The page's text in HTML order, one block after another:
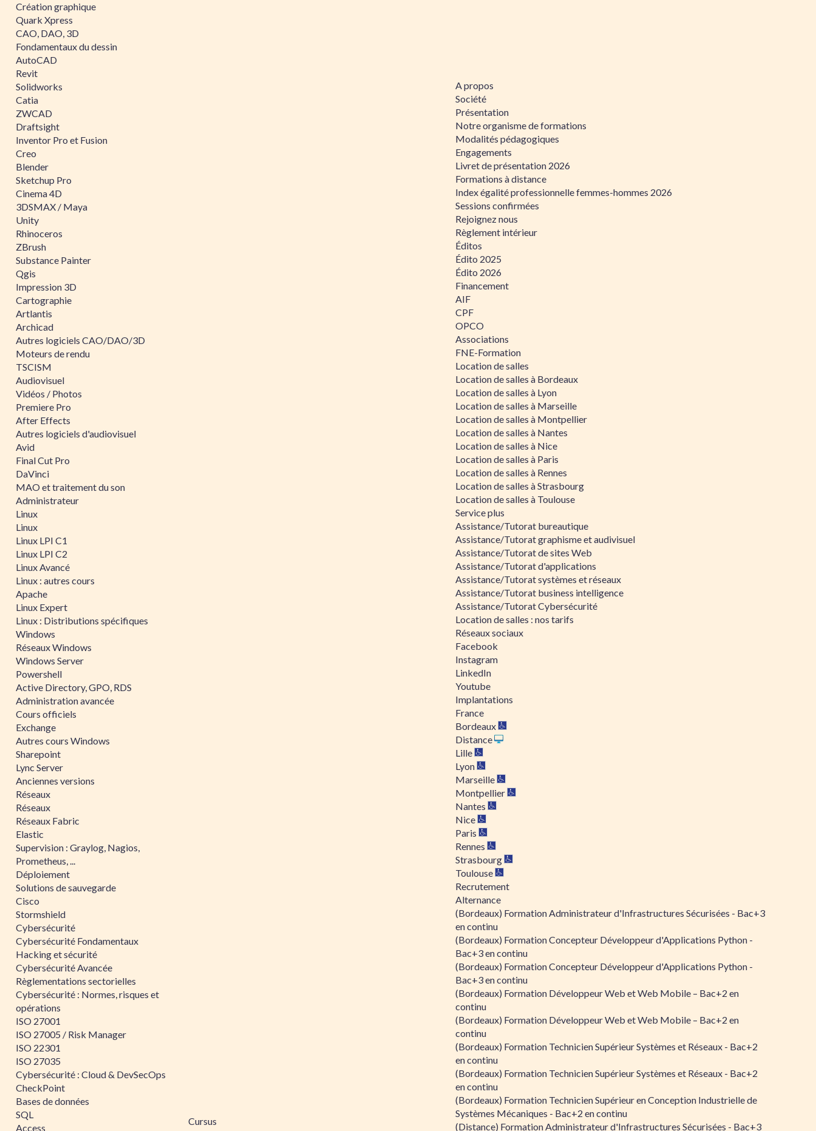
Création graphique
Quark Xpress
CAO, DAO, 3D
Fondamentaux du dessin
AutoCAD
Revit
Solidworks
Catia
ZWCAD
Draftsight
Inventor Pro et Fusion
Creo
Blender
Sketchup Pro
Cinema 4D
3DSMAX / Maya
Unity
Rhinoceros
ZBrush
Substance Painter
Qgis
Impression 3D
Cartographie
Artlantis
Archicad
Autres logiciels CAO/DAO/3D
Moteurs de rendu
TSCISM
Audiovisuel
Vidéos / Photos
Premiere Pro
After Effects
Autres logiciels d'audiovisuel
Avid
Final Cut Pro
DaVinci
MAO et traitement du son
Administrateur
Linux
Linux
Linux LPI C1
Linux LPI C2
Linux Avancé
Linux : autres cours
Apache
Linux Expert
Linux : Distributions spécifiques
Windows
Réseaux Windows
Windows Server
Powershell
Active Directory, GPO, RDS
Administration avancée
Cours officiels
Exchange
Autres cours Windows
Sharepoint
Lync Server
Anciennes versions
Réseaux
Réseaux
Réseaux Fabric
Elastic
Supervision : Graylog, Nagios,
Prometheus, ...
Déploiement
Solutions de sauvegarde
Cisco
Stormshield
Cybersécurité
Cybersécurité Fondamentaux
Hacking et sécurité
Cybersécurité Avancée
Règlementations sectorielles
Cybersécurité : Normes, risques et
opérations
ISO 27001
ISO 27005 / Risk Manager
ISO 22301
ISO 27035
Cybersécurité : Cloud & DevSecOps
CheckPoint
Bases de données
SQL
Access
Cursus
A propos
Société
Présentation
Notre organisme de formations
Modalités pédagogiques
Engagements
Livret de présentation 2026
Formations à distance
Index égalité professionnelle femmes-hommes 2026
Sessions confirmées
Rejoignez nous
Règlement intérieur
Éditos
Édito 2025
Édito 2026
Financement
AIF
CPF
OPCO
Associations
FNE-Formation
Location de salles
Location de salles à Bordeaux
Location de salles à Lyon
Location de salles à Marseille
Location de salles à Montpellier
Location de salles à Nantes
Location de salles à Nice
Location de salles à Paris
Location de salles à Rennes
Location de salles à Strasbourg
Location de salles à Toulouse
Service plus
Assistance/Tutorat bureautique
Assistance/Tutorat graphisme et audivisuel
Assistance/Tutorat de sites Web
Assistance/Tutorat d'applications
Assistance/Tutorat systèmes et réseaux
Assistance/Tutorat business intelligence
Assistance/Tutorat Cybersécurité
Location de salles : nos tarifs
Réseaux sociaux
Facebook
Instagram
LinkedIn
Youtube
Implantations
France
Bordeaux
Distance
Lille
Lyon
Marseille
Montpellier
Nantes
Nice
Paris
Rennes
Strasbourg
Toulouse
Recrutement
Alternance
(Bordeaux) Formation Administrateur d'Infrastructures Sécurisées - Bac+3
en continu
(Bordeaux) Formation Concepteur Développeur d'Applications Python -
Bac+3 en continu
(Bordeaux) Formation Concepteur Développeur d'Applications Python -
Bac+3 en continu
(Bordeaux) Formation Développeur Web et Web Mobile – Bac+2 en
continu
(Bordeaux) Formation Développeur Web et Web Mobile – Bac+2 en
continu
(Bordeaux) Formation Technicien Supérieur Systèmes et Réseaux - Bac+2
en continu
(Bordeaux) Formation Technicien Supérieur Systèmes et Réseaux - Bac+2
en continu
(Bordeaux) Formation Technicien Supérieur en Conception Industrielle de
Systèmes Mécaniques - Bac+2 en continu
(Distance) Formation Administrateur d'Infrastructures Sécurisées - Bac+3